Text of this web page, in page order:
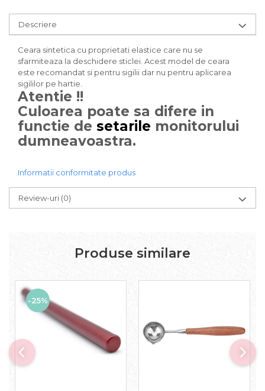
Descriere
Ceara sintetica cu proprietati elastice care nu se
sfarmiteaza la deschidere sticlei. Acest model de ceara
este recomandat si pentru sigilii dar nu pentru aplicarea
sigililor pe hartie.
Atentie !!
Culoarea poate sa difere in
functie de setarile monitorului
dumneavoastra.
Informatii conformitate produs
Review-uri (0)
Produse similare
-25%